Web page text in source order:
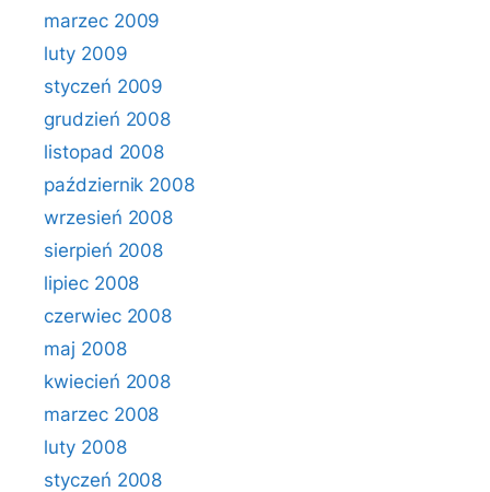
marzec 2009
luty 2009
styczeń 2009
grudzień 2008
listopad 2008
październik 2008
wrzesień 2008
sierpień 2008
lipiec 2008
czerwiec 2008
maj 2008
kwiecień 2008
marzec 2008
luty 2008
styczeń 2008